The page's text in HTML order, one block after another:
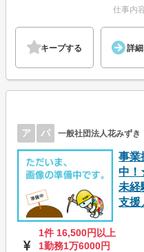
仕事内
キープする 詳
ア パ 一般社団法人花みずき
事業
中！
未経
支援
1件 16,500円以上
1勤務1万6000円